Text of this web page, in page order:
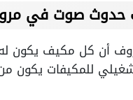
حدوث صوت في
أن كل مكيف يكون
للمكيفات يكون